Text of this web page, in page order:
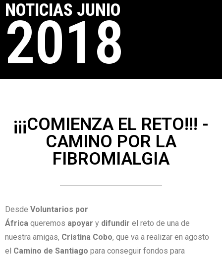
NOTICIAS JUNIO
2018
¡¡¡COMIENZA EL RETO!!! -
CAMINO POR LA
FIBROMIALGIA
Desde Voluntarios por
África queremos apoyar y difundir el reto de una de
nuestra amigas, Cristina Cobo, que va a realizar en agosto
el Camino de Santiago para conseguir fondos para